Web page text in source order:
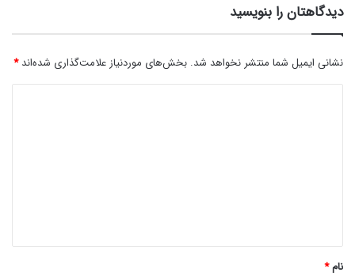
دیدگاهتان را بنویسید
نشانی ایمیل شما منتشر نخواهد شد. بخش‌های موردنیاز علامت‌گذاری شده‌اند*
نام*